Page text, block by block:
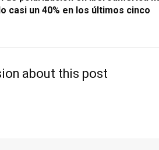
casi un 40% en los últimos cinco
about this post